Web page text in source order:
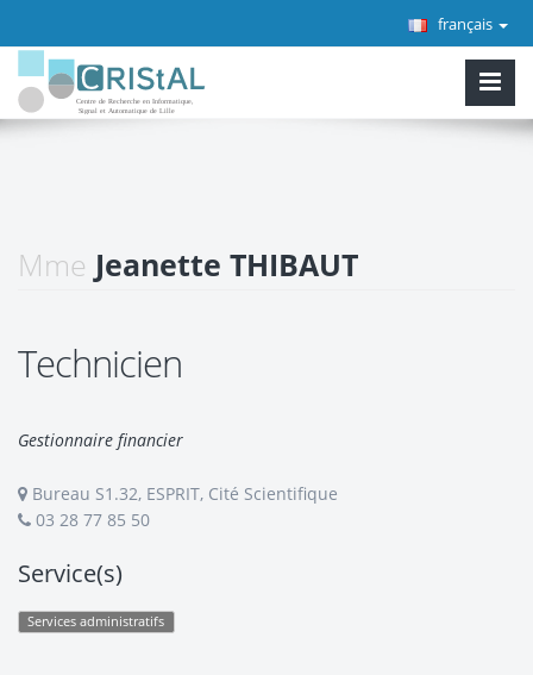
français
Mme Jeanette THIBAUT
Technicien
Gestionnaire financier
Bureau S1.32, ESPRIT, Cité Scientifique
03 28 77 85 50
Service(s)
Services administratifs